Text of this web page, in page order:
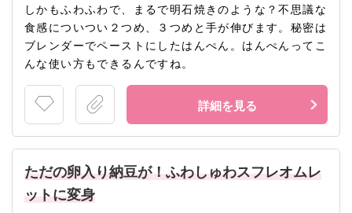
しかもふわふわで、まるで明石焼きのような？不思議な
食感についつい２つめ、３つめと手が伸びます。秘密は
ブレンダーでペーストにしたはんぺん。はんぺんってこ
んな使い方もできるんですね。
詳細を見る
ただの卵入り納豆が！ふわしゅわスフレオムレ
ットに変身